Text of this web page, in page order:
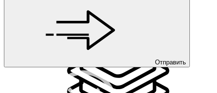
Отправить